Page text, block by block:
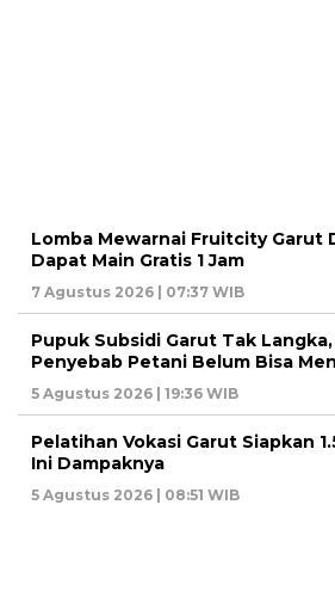
Lomba Mewarnai Fruitcity Garut
Dapat Main Gratis 1 Jam
7 Agustus 2026 | 07:37 WIB
Pupuk Subsidi Garut Tak
Penyebab Petani Belum Bisa
5 Agustus 2026 | 19:36 WIB
Pelatihan Vokasi Garut Siapkan
Ini Dampaknya
5 Agustus 2026 | 08:51 WIB